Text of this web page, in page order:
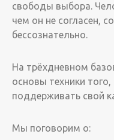
свободы выбора.
чем он не согласен,
бессознательно.
На трёхдневном
основы техники того,
поддерживать свой
Мы поговорим о: